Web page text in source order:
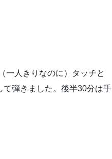
一人きりなのに）タッチと
弾きました。後半30分は手